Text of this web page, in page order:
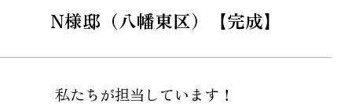
N様邸（八幡東区）【完成】
私たちが担当しています！